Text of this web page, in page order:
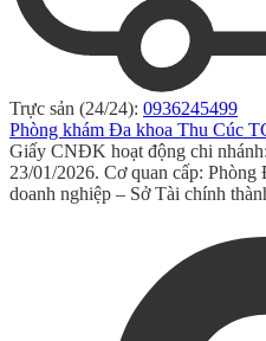
Trực sản (24/24): 0936245499
Phòng khám Đa khoa Thu Cúc
Giấy CNĐK hoạt động chi
23/01/2026. Cơ quan cấp:
doanh nghiệp – Sở Tài chính